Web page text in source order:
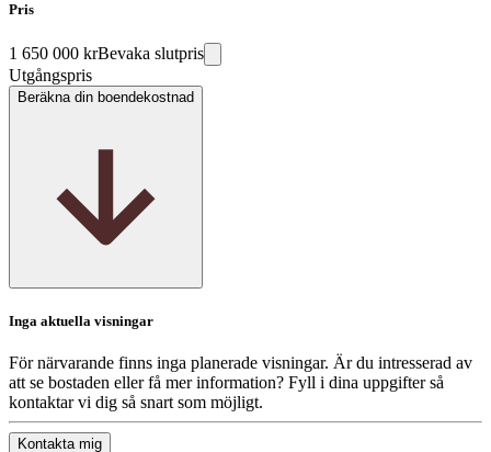
Pris
1 650 000 krBevaka slutpris
Utgångspris
Beräkna din boendekostnad
Inga aktuella visningar
För närvarande finns inga planerade visningar. Är du intresserad av
att se bostaden eller få mer information? Fyll i dina uppgifter så
kontaktar vi dig så snart som möjligt.
Kontakta mig